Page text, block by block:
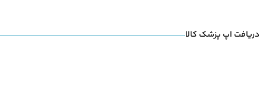
دریافت اپ پزشک کالا